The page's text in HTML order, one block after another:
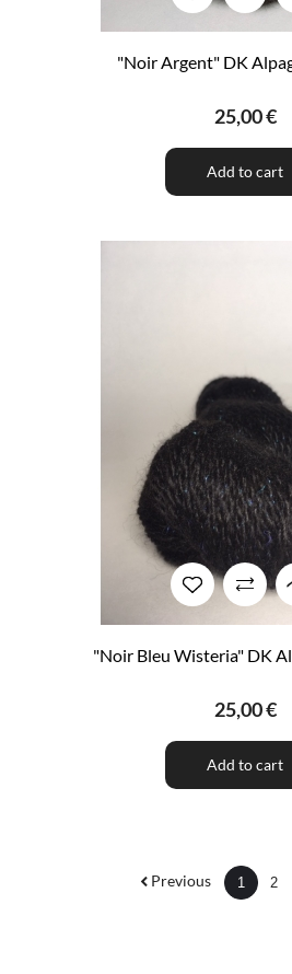
"Noir Argent" DK
25,00 €
Add to cart
"Noir Bleu Wisteria" DK
25,00 €
Add to cart
Previous 1 2